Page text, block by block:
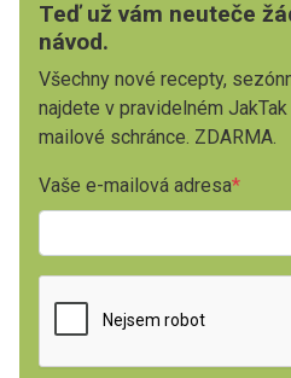
Teď už vám neuteče
návod.
Všechny nové recepty,
najdete v pravidelném
mailové schránce. ZDARMA.
Vaše e-mailová adresa